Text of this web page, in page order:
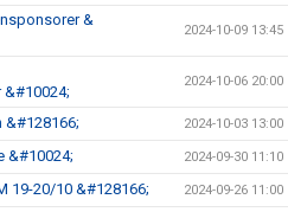
&
2024-10-09 13:45
&#10024;
2024-10-06 20:00
&#128166; 2024-10-03 13:00
&#10024; 2024-09-30 11:10
19-20/10 &#128166; 2024-09-26 11:00